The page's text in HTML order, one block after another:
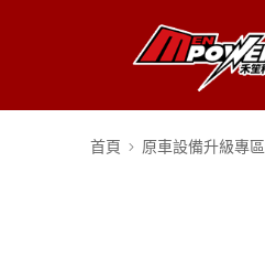
首頁 原車設備升級專區